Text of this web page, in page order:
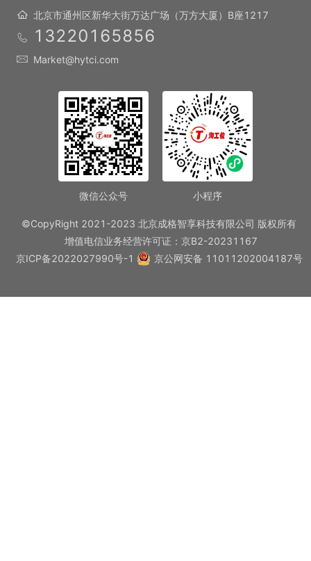
北京市通州区新华大街万达广场（万方大厦）B座1217
13220165856
Market@hytci.com
微信公众号 小程序
©CopyRight 2021-2023 北京成格智享科技有限公司 版权所有
增值电信业务经营许可证：京B2-20231167
京ICP备2022027990号-1
京公网安备 11011202004187号